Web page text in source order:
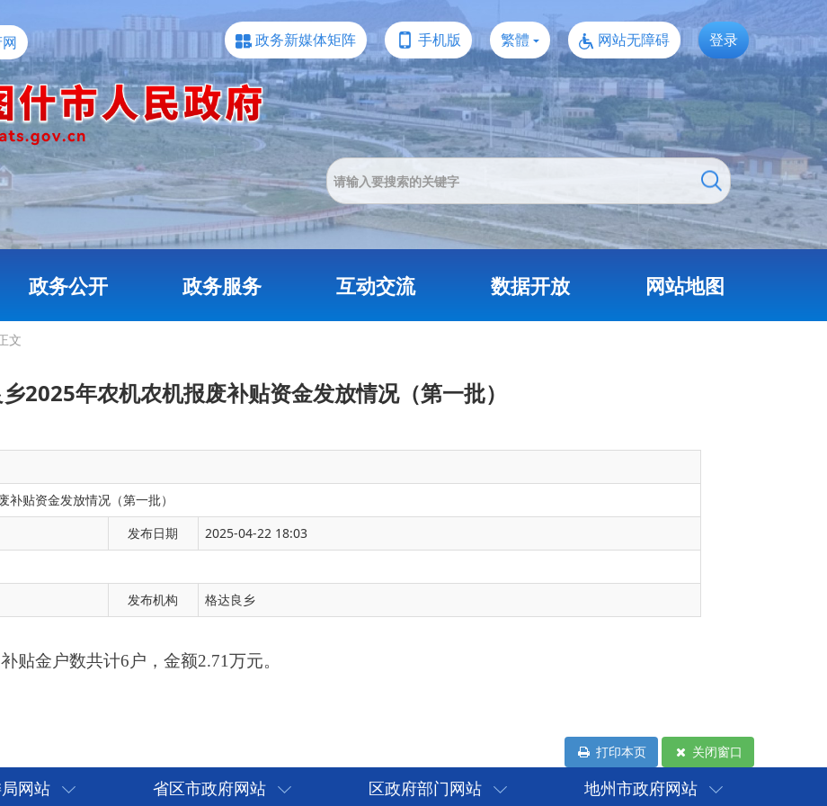
政务新媒体矩阵 手机版 繁體 网站无障碍 登录
政务公开 政务服务 互动交流 数据开放 网站地图
文
2025年农机农机报废补贴资金发放情况（第一批）
贴资金发放情况（第一批）
发布日期
2025-04-22 18:03
发布机构 格达良乡
共计6户，金额2.71万元。
打印本页 关闭窗口
网站 省区市政府网站 区政府部门网站 地州市政府网站